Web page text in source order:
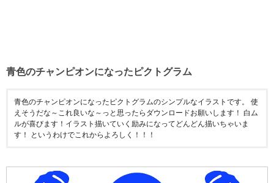
青色のチャンピオンになったピクトグラム
青色のチャンピオンになったピクトグラムのシンプルなイラストです。 使
えそうだな～これ良いな～っと思ったらダウンロードお願いします！ 白ム
ルが喜びます！イラスト描いていく励みになってどんどん描いちゃいま
す！ というわけでこれからよろしく！！！